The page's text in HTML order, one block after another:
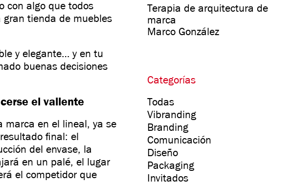
con algo que todos
tienda de muebles
y elegante… y en tu
buenas decisiones
el valiente
marca en el lineal, ya se
final: el
del envase, la
en un palé, el lugar
el competidor que
Terapia de arquitectura de
marca
Marco González
Categorías
Todas
Vibranding
Branding
Comunicación
Diseño
Packaging
Invitados